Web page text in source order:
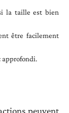
la taille est bien
être facilement
approfondi.
peuvent